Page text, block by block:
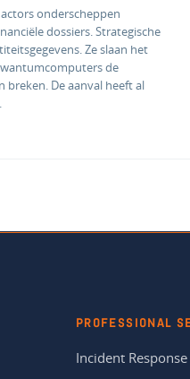
onderscheppen
dossiers. Strategische
Ze slaan het
de
breken. De aanval heeft al
PROFESSIONAL
Incident Response